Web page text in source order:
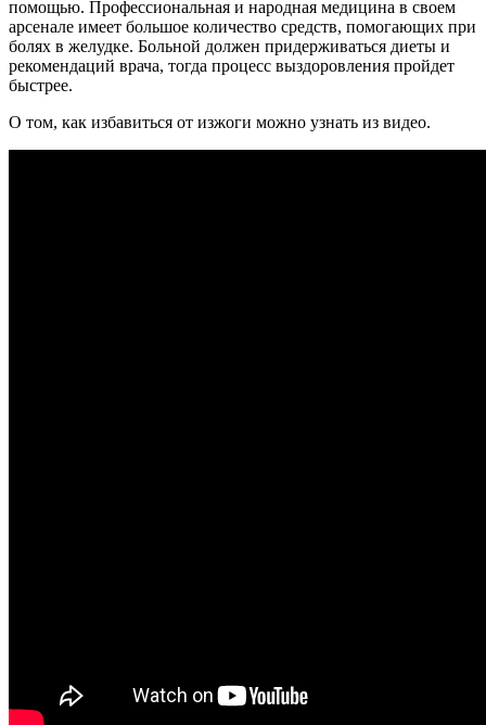
помощью. Профессиональная и народная медицина в своем
арсенале имеет большое количество средств, помогающих при
болях в желудке. Больной должен придерживаться диеты и
рекомендаций врача, тогда процесс выздоровления пройдет
быстрее.
О том, как избавиться от изжоги можно узнать из видео.